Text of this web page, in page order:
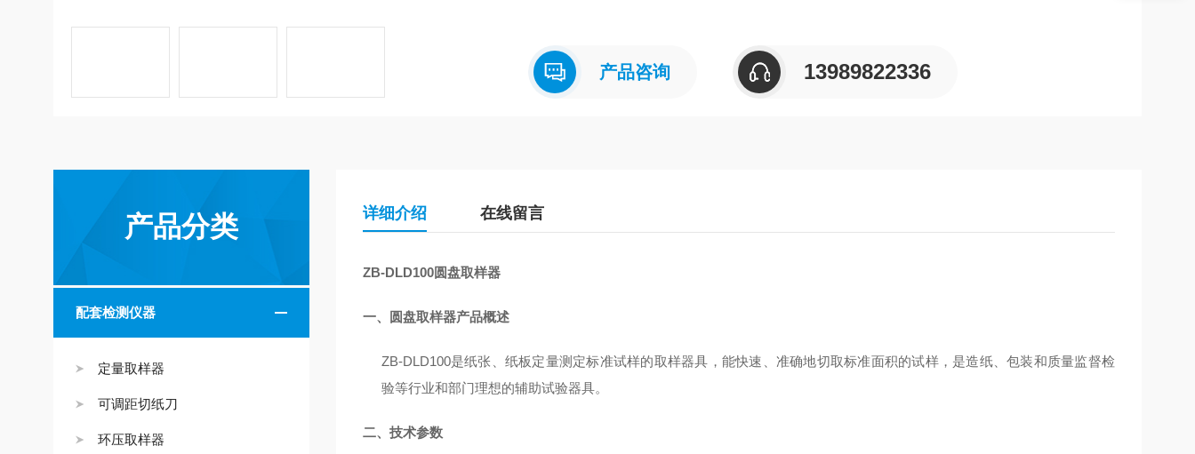
产品咨询 13989822336
产品分类
配套检测仪器
定量取样器
可调距切纸刀
环压取样器
详细介绍 在线留言
ZB-DLD100圆盘取样器
一、 圆盘取样器产品概述
ZB-DLD100是纸张、纸板定量测定标准试样的取样器具，能快速、准确地切取标准面积的试样，是造纸、包装和质量监督检
验等行业和部门理想的辅助试验器具。
二、 技术参数